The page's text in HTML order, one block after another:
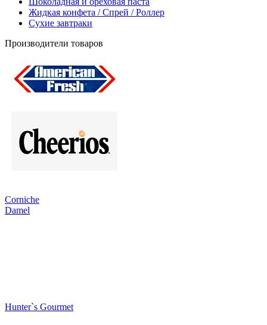
Жидкая конфета / Спрей / Роллер
Сухие завтраки
Производители товаров
Corniche
Damel
Hunter`s Gourmet